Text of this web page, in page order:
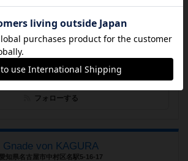
204個
気のバー空間で、楽しいボドゲと美味しいお酒＆
しませんか？
フォローする
Gnade von KAGURA
愛知県名古屋市中村区名駅5-16-17